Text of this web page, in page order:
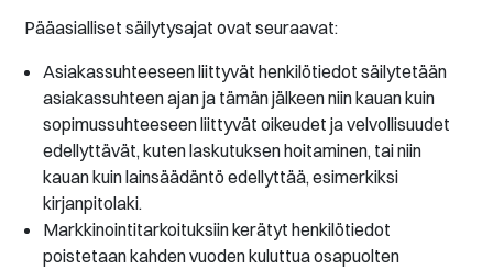
Pääasialliset säilytysajat ovat seuraavat:
Asiakassuhteeseen liittyvät henkilötiedot säilytetään
asiakassuhteen ajan ja tämän jälkeen niin kauan kuin
sopimussuhteeseen liittyvät oikeudet ja velvollisuudet
edellyttävät, kuten laskutuksen hoitaminen, tai niin
kauan kuin lainsäädäntö edellyttää, esimerkiksi
kirjanpitolaki.
Markkinointitarkoituksiin kerätyt henkilötiedot
poistetaan kahden vuoden kuluttua osapuolten